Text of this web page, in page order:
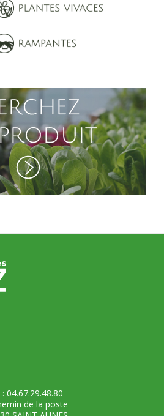
04.67.29.48.80
de la poste